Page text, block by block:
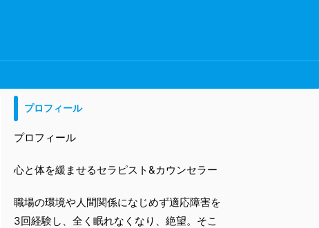
プロフィール
プロフィール
心と体を緩ませるセラピスト&カウンセラー
職場の環境や人間関係になじめず適応障害を
3回経験し、全く眠れなくなり、絶望。そこ